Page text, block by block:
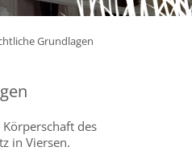
Grundlagen
des
in Viersen.